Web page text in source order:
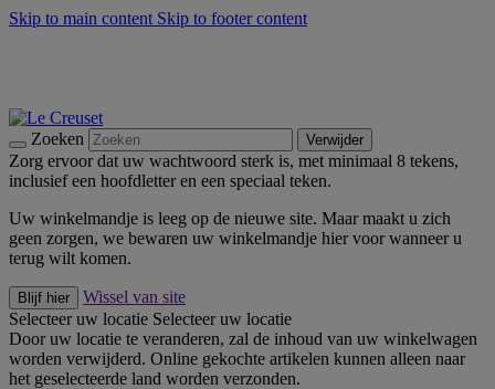
Skip to main content Skip to footer content
Zoeken Verwijder
Zorg ervoor dat uw wachtwoord sterk is, met minimaal 8 tekens,
inclusief een hoofdletter en een speciaal teken.
Uw winkelmandje is leeg op de nieuwe site. Maar maakt u zich
geen zorgen, we bewaren uw winkelmandje hier voor wanneer u
terug wilt komen.
Blijf hier
Wissel van site
Selecteer uw locatie Selecteer uw locatie
Door uw locatie te veranderen, zal de inhoud van uw winkelwagen
worden verwijderd. Online gekochte artikelen kunnen alleen naar
het geselecteerde land worden verzonden.